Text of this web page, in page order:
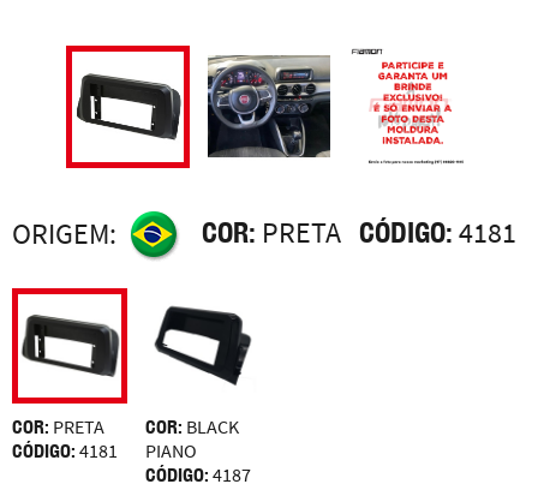
ORIGEM: COR: PRETA CÓDIGO: 4181
COR: PRETA
CÓDIGO: 4181
COR: BLACK
PIANO
CÓDIGO: 4187